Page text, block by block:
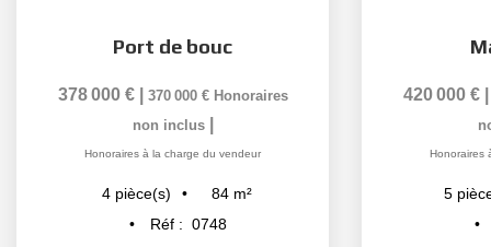
Port de bouc
378 000 € 370 000 € Honoraires
non inclus
Honoraires à la charge du vendeur
4 pièce(s) 84 m²
Réf : 0748
420 000 €
Honoraires
5